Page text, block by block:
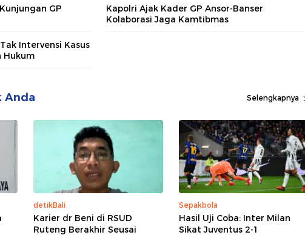
GP
Kapolri Ajak Kader GP Ansor-Banser
Kolaborasi Jaga Kamtibmas
Intervensi Kasus
Hukum
Anda Selengkapnya
detikBali
Karier dr Beni di RSUD
Ruteng Berakhir Seusai
Sepakbola
Hasil Uji Coba: Inter Milan
Sikat Juventus 2-1